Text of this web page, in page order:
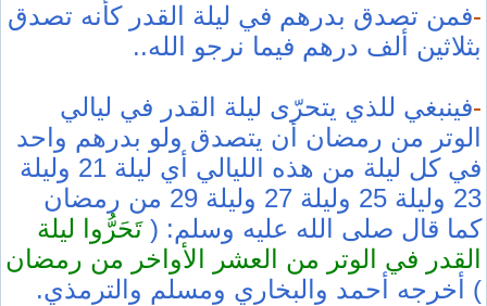
-فمن تصدق بدرهم في ليلة القدر كأنه تصدق
بثلاثين ألف درهم فيما نرجو الله..
-فينبغي للذي يتحرّى ليلة القدر في ليالي
الوتر من رمضان أن يتصدق ولو بدرهم واحد
في كل ليلة من هذه الليالي أي ليلة 21 وليلة
23 وليلة 25 وليلة 27 وليلة 29 من رمضان
كما قال صلى الله عليه وسلم: (تَحَرُّوا ليلة
القدر في الوتر من العشر الأواخر من رمضان
)
أخرجه أحمد والبخاري ومسلم والترمذي.